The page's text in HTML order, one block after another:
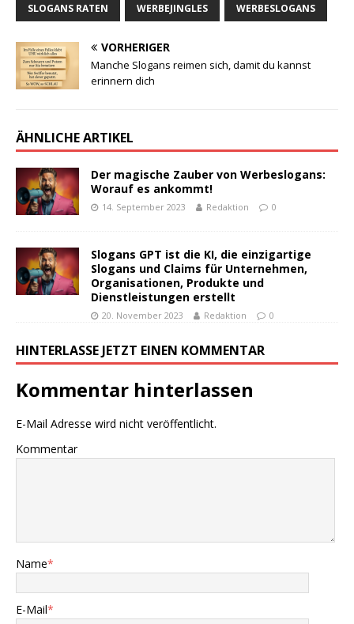
SLOGANS RATEN WERBEJINGLES WERBESLOGANS
VORHERIGER
Manche Slogans reimen sich, damit du kannst
erinnern dich
ÄHNLICHE ARTIKEL
Der magische Zauber von Werbeslogans:
Worauf es ankommt!
14. September 2023 Redaktion 0
Slogans GPT ist die KI, die einzigartige
Slogans und Claims für Unternehmen,
Organisationen, Produkte und
Dienstleistungen erstellt
20. November 2023 Redaktion 0
HINTERLASSE JETZT EINEN KOMMENTAR
Kommentar hinterlassen
E-Mail Adresse wird nicht veröffentlicht.
Kommentar
Name*
E-Mail*